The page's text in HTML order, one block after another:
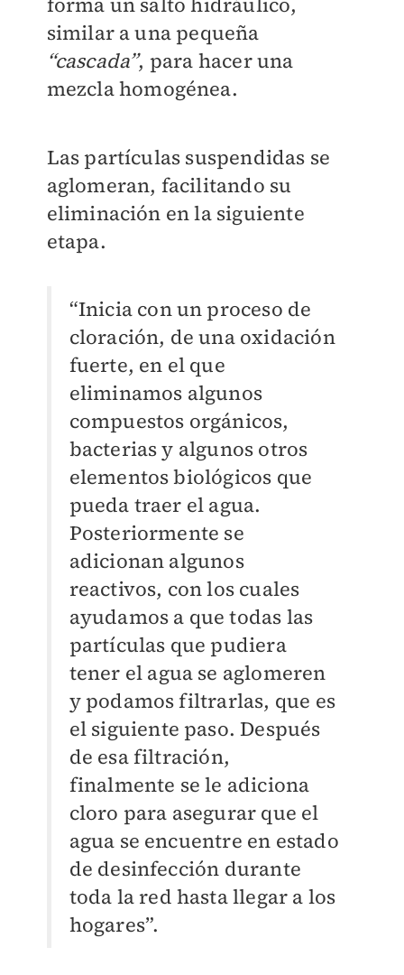
similar a una pequeña
“cascada”, para hacer una
mezcla homogénea.
Las partículas suspendidas se
aglomeran, facilitando su
eliminación en la siguiente
etapa.
“Inicia con un proceso de
cloración, de una oxidación
fuerte, en el que
eliminamos algunos
compuestos orgánicos,
bacterias y algunos otros
elementos biológicos que
pueda traer el agua.
Posteriormente se
adicionan algunos
reactivos, con los cuales
ayudamos a que todas las
partículas que pudiera
tener el agua se aglomeren
y podamos filtrarlas, que es
el siguiente paso. Después
de esa filtración,
finalmente se le adiciona
cloro para asegurar que el
agua se encuentre en estado
de desinfección durante
toda la red hasta llegar a los
hogares”.